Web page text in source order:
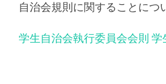
自治会規則に関することにつ
学生自治会執行委員会会則 学